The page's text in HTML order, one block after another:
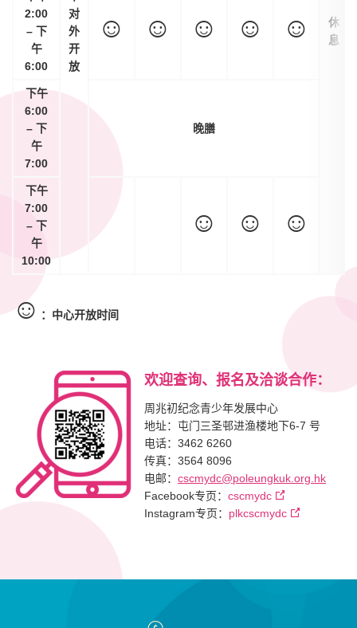
对
外
开
放
休
息
2:00
– 下
午
6:00
☺ ☺ ☺ ☺ ☺
下午
6:00
– 下
午
7:00
晚膳
下午
7:00
– 下
午
10:00
☺ ☺ ☺
☺ ：中心开放时间
欢迎查询、报名及洽谈合作：
周兆初纪念青少年发展中心
地址：屯门三圣邨进渔楼地下6-7 号
电话：3462 6260
传真：3564 8096
电邮： cscmydc@poleungkuk.org.hk
Facebook专页： cscmydc
Instagram专页： plkcscmydc